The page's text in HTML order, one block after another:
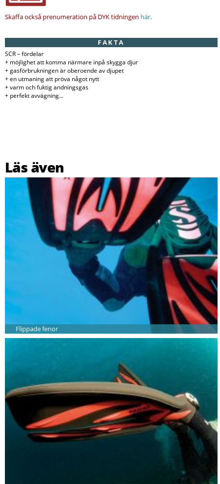
Skaffa också prenumeration på DYK tidningen här.
FAKTA
SCR – fördelar
+ möjlighet att komma närmare inpå skygga djur
+ gasförbrukningen är oberoende av djupet
+ en utmaning att pröva något nytt
+ varm och fuktig andningsgas
+ perfekt avvägning...
Läs även
Flippade fenor